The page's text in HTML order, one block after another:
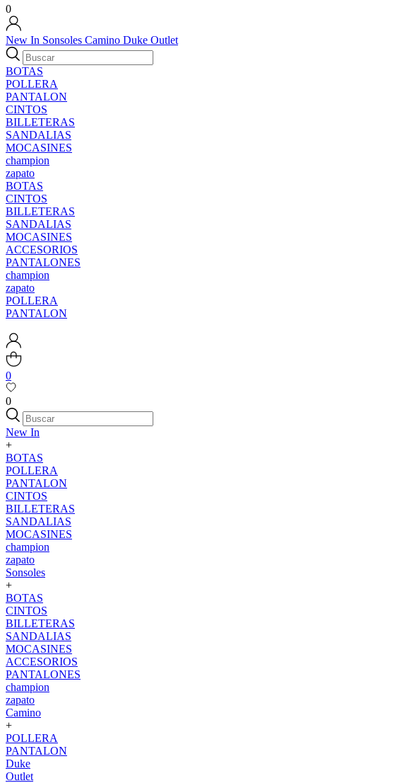
0
New In Sonsoles Camino Duke Outlet
BOTAS
POLLERA
PANTALON
CINTOS
BILLETERAS
SANDALIAS
MOCASINES
champion
zapato
BOTAS
CINTOS
BILLETERAS
SANDALIAS
MOCASINES
ACCESORIOS
PANTALONES
champion
zapato
POLLERA
PANTALON
0
0
New In
+
BOTAS
POLLERA
PANTALON
CINTOS
BILLETERAS
SANDALIAS
MOCASINES
champion
zapato
Sonsoles
+
BOTAS
CINTOS
BILLETERAS
SANDALIAS
MOCASINES
ACCESORIOS
PANTALONES
champion
zapato
Camino
+
POLLERA
PANTALON
Duke
Outlet